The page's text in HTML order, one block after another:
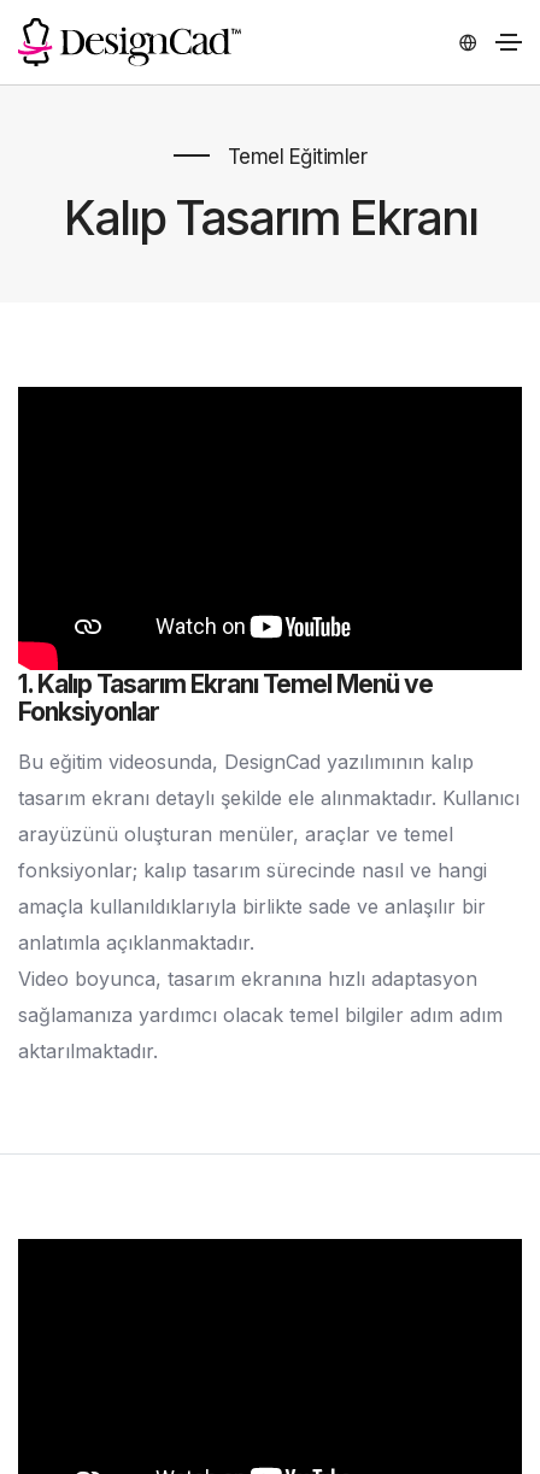
Temel Eğitimler
Kalıp Tasarım Ekranı
1. Kalıp Tasarım Ekranı Temel Menü ve
Fonksiyonlar
Bu eğitim videosunda, DesignCad yazılımının kalıp
tasarım ekranı detaylı şekilde ele alınmaktadır. Kullanıcı
arayüzünü oluşturan menüler, araçlar ve temel
fonksiyonlar; kalıp tasarım sürecinde nasıl ve hangi
amaçla kullanıldıklarıyla birlikte sade ve anlaşılır bir
anlatımla açıklanmaktadır.
Video boyunca, tasarım ekranına hızlı adaptasyon
sağlamanıza yardımcı olacak temel bilgiler adım adım
aktarılmaktadır.